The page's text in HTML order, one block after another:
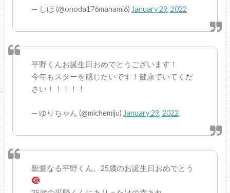
— しほ (@onoda176manami6) January 29, 2022
平野くんお誕生日おめでとうございます！
今年もスターを感じたいです！健康でいてくだ
さい！！！！！
— ゆりちゃん (@michemiju) January 29, 2022
親愛なる平野くん。25歳のお誕生日おめでとう